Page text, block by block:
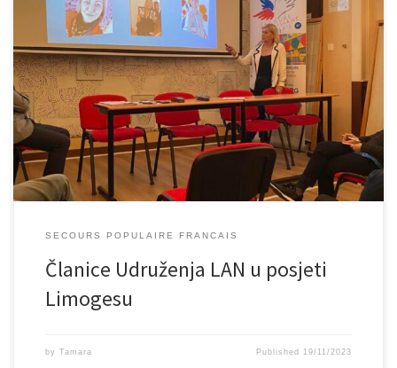
Članice našeg Udruženja na poziv Secours populaire borave u
Francuskoj od 14. 11. do 20. 11. 2023. godine. U gradu Limogesu
predstavile su rad, ciljeve, djelatnosti i projekte našeg Udruženja.
Također su prisutne upoznale sa ljepotama Bosne i Hercegovine i
našeg grada. Slobodno vrijeme u Limogesu provele su u druženju,
[…]
SECOURS POPULAIRE FRANCAIS
Članice Udruženja LAN u posjeti
Limogesu
by Tamara Published 19/11/2023